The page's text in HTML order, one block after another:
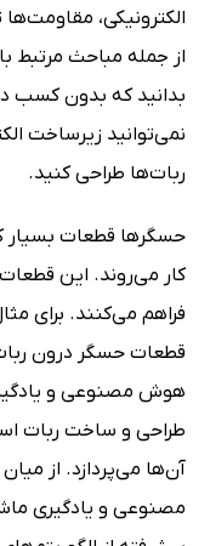
الکترونیکی، مقاومت‌ها
از جمله مباحث مرتبط
بدانید که بدون کسب
نمی‌توانید زیرساخت
ربات‌ها طراحی کنید.
حسگرها قطعات بسیار
کار می‌روند. این
فراهم می‌کنند. برای
قطعات حسگر درون
هوش مصنوعی و
طراحی و ساخت ربات
آن‌ها می‌پردازد. از
مصنوعی و یادگیری